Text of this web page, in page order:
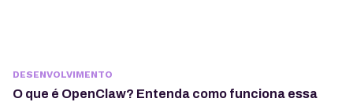
DESENVOLVIMENTO
O que é OpenClaw? Entenda como funciona essa